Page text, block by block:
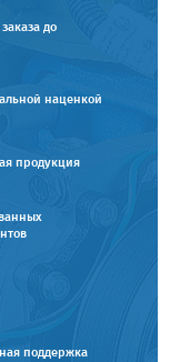
до
наценкой
продукция
поддержка